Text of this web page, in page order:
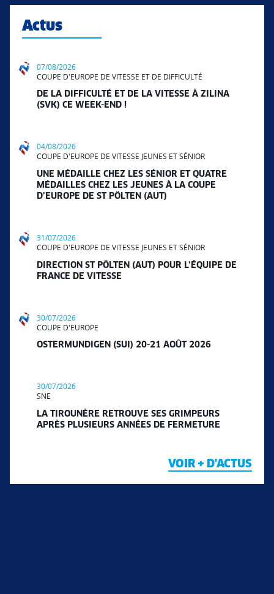
Actus
07/08/2026
COUPE D'EUROPE DE VITESSE ET DE DIFFICULTÉ
DE LA DIFFICULTÉ ET DE LA VITESSE À ZILINA
(SVK) CE WEEK-END !
04/08/2026
COUPE D'EUROPE DE VITESSE JEUNES ET SÉNIOR
UNE MÉDAILLE CHEZ LES SÉNIOR ET QUATRE
MÉDAILLES CHEZ LES JEUNES À LA COUPE
D’EUROPE DE ST PÖLTEN (AUT)
31/07/2026
COUPE D'EUROPE DE VITESSE JEUNES ET SÉNIOR
DIRECTION ST PÖLTEN (AUT) POUR L’ÉQUIPE DE
FRANCE DE VITESSE
30/07/2026
COUPE D'EUROPE
OSTERMUNDIGEN (SUI) 20-21 AOÛT 2026
30/07/2026
SNE
LA TIROUNÈRE RETROUVE SES GRIMPEURS
APRÈS PLUSIEURS ANNÉES DE FERMETURE
VOIR + D'ACTUS